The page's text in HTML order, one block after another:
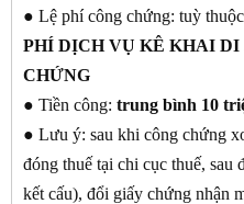
● Lệ phí công chứng: tuỳ
PHÍ DỊCH VỤ KÊ KHAI DI
CHỨNG
● Tiền công: trung bình 10
● Lưu ý: sau khi công chứng
đóng thuế tại chi cục thuế, sau
kết cấu), đổi giấy chứng nhận